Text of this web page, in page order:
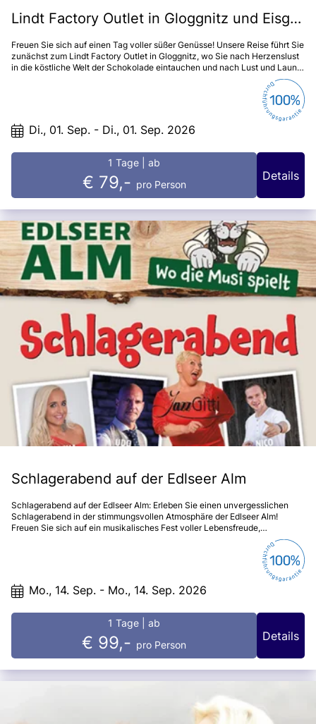
Lindt Factory Outlet in Gloggnitz und Eisgreißler in Krumbach
Freuen Sie sich auf einen Tag voller süßer Genüsse! Unsere Reise führt Sie
zunächst zum Lindt Factory Outlet in Gloggnitz, wo Sie nach Herzenslust
in die köstliche Welt der Schokolade eintauchen und nach Lust und Laune
stöbern können. Im Anschluss genießen Sie ein feines 2-Gang-Menü in
einem gemütlichen Restaurant entlang der Strecke – eine perfekte
Gelegenheit, sich zu stärken und die Eindrücke zu teilen. Als krönenden
Abschluss besuchen wir den Eisgreißler in Krumbach, wo Sie sich auf
hausgemachtes Eis und ein charmantes Ambiente freuen dürfen. Ein Tag,
der Genießerherzen höherschlagen lässt!
Di., 01. Sep. - Di., 01. Sep. 2026
1 Tage | ab
€ 79,- pro Person
Details
Schlagerabend auf der Edlseer Alm
Schlagerabend auf der Edlseer Alm: Erleben Sie einen unvergesslichen
Schlagerabend in der stimmungsvollen Atmosphäre der Edlseer Alm!
Freuen Sie sich auf ein musikalisches Fest voller Lebensfreude,
Herzlichkeit und bester Unterhaltung. Marlena Martinelli, Udo Wenders,
Jazz Gitti und Nico Kristoferitsch sorgen mit ihren bekannten Hits und
unvergessliche Momente. Genießen Sie einen Abend voller Musik, Tanz
und guter Laune – umgeben von der gemütlichen Herzlichkeit der Edlseer
Alm. Ein Fest für alle, die den Schlager lieben und das Leben feiern
Mo., 14. Sep. - Mo., 14. Sep. 2026
1 Tage | ab
€ 99,- pro Person
Details